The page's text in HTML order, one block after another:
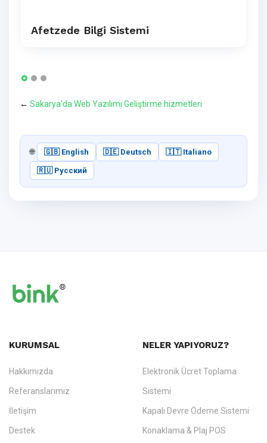
Afetzede Bilgi Sistemi
← Sakarya'da Web Yazılımı Geliştirme hizmetleri
🌐 🇬🇧 English 🇩🇪 Deutsch 🇮🇹 Italiano
🇷🇺 Русский
KURUMSAL
Hakkımızda
Referanslarımız
İletişim
Destek
NELER YAPIYORUZ?
Elektronik Ücret Toplama
Sistemi
Kapalı Devre Ödeme Sistemi
Konaklama & Plaj POS